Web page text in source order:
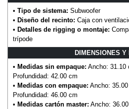
• Tipo de sistema: Subwoofer
• Diseño del recinto: Caja con
• Detalles de rigging o montaje:
trípode
DIMENSIONES Y
• Medidas sin empaque: Ancho: 31.10
Profundidad: 42.00 cm
• Medidas con empaque: Ancho:
Profundidad: 46.00 cm
• Medidas cartón master: Ancho: